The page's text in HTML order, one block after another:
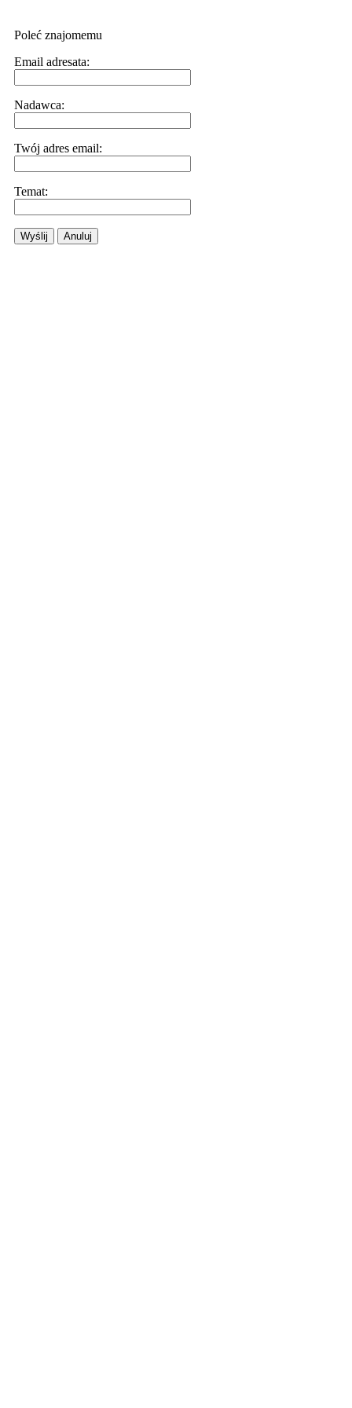
Poleć znajomemu
Email adresata:
Nadawca:
Twój adres email:
Temat:
Wyślij Anuluj